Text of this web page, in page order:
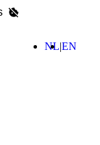
zoekenNL EN